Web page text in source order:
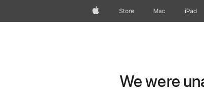
AppleStore Mac iPad
We were